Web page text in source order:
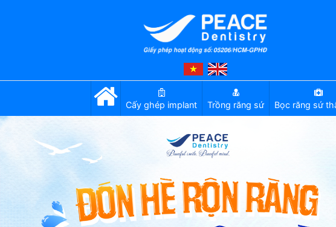
Cấy ghép implant Trồng răng sứ Bọc răng sứ